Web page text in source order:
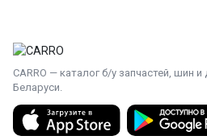
штатным.
На двигателях одной модели,
комплектаций, крышки могут
отличаться.
CARRO — каталог б/у запчастей, шин
Беларуси.